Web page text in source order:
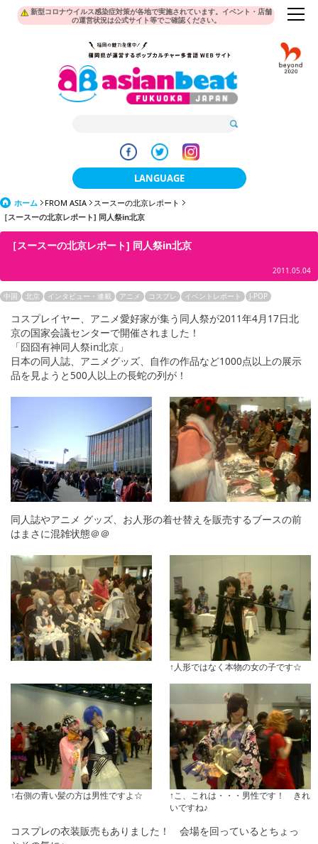
新型コロナウイルス感染症対策が各地で実施されています。イベント・店舗
の運営状況は公式サイト等でご確認ください。
LANGUAGE
日本語
한국어
繁體中文
English
tiéng Viêt
Bahasa Indonesia
ホーム FROM ASIA
スースーの北京レポート
［スースーの北京レポート] 同人祭in北京
［スースーの北京レポート] 同人祭in北京
2011.05.04
中国 北京 インタビュー・連載 アニメ コスプレ イベントレポート J-POP
コスプレイヤー、アニメ愛好家が集う同人祭が2011年4月17日北
京の国家会議センターで開催されました！
「囧囧有神同人祭in北京」
日本の同人誌、アニメグッズ、自作の作品など1000点以上の展示
品を見ようと500人以上の長蛇の列が！
同人誌やアニメ グッズ、お人形の着せ替えを販売するブースの前
はまさに混雑状態＠＠
↑人形ではなく本物の女の子です☆
↑右側の青い髪の方は男性ですよ☆
↑こ、これは・・・男性です！ きれ
いですね♪
コスプレの衣装販売もありました！ 会場を回っているとちょっ